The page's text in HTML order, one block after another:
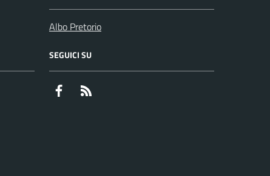
Albo Pretorio
SEGUICI SU
Facebook